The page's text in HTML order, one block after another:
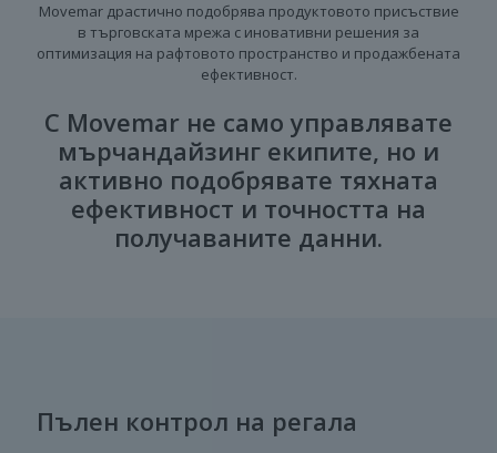
Movemar драстично подобрява продуктовото присъствие
в търговската мрежа с иновативни решения за
оптимизация на рафтовото пространство и продажбената
ефективност.
С Movemar не само управлявате
мърчандайзинг екипите, но и
активно подобрявате тяхната
ефективност и точността на
получаваните данни.
Пълен контрол на регала